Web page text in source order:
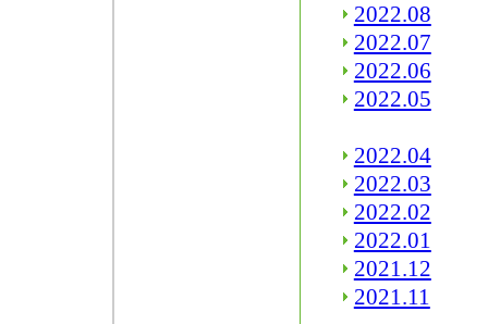
2022.08
2022.07
2022.06
2022.05
2022.04
2022.03
2022.02
2022.01
2021.12
2021.11